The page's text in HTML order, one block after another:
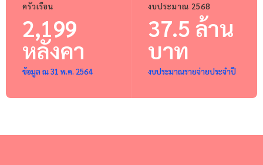
ครัวเรือน
2,199
หลังคา
ข้อมูล ณ 31 พ.ค. 2564
งบประมาณ 2568
37.5 ล้าน
บาท
งบประมาณรายจ่ายประจำปี